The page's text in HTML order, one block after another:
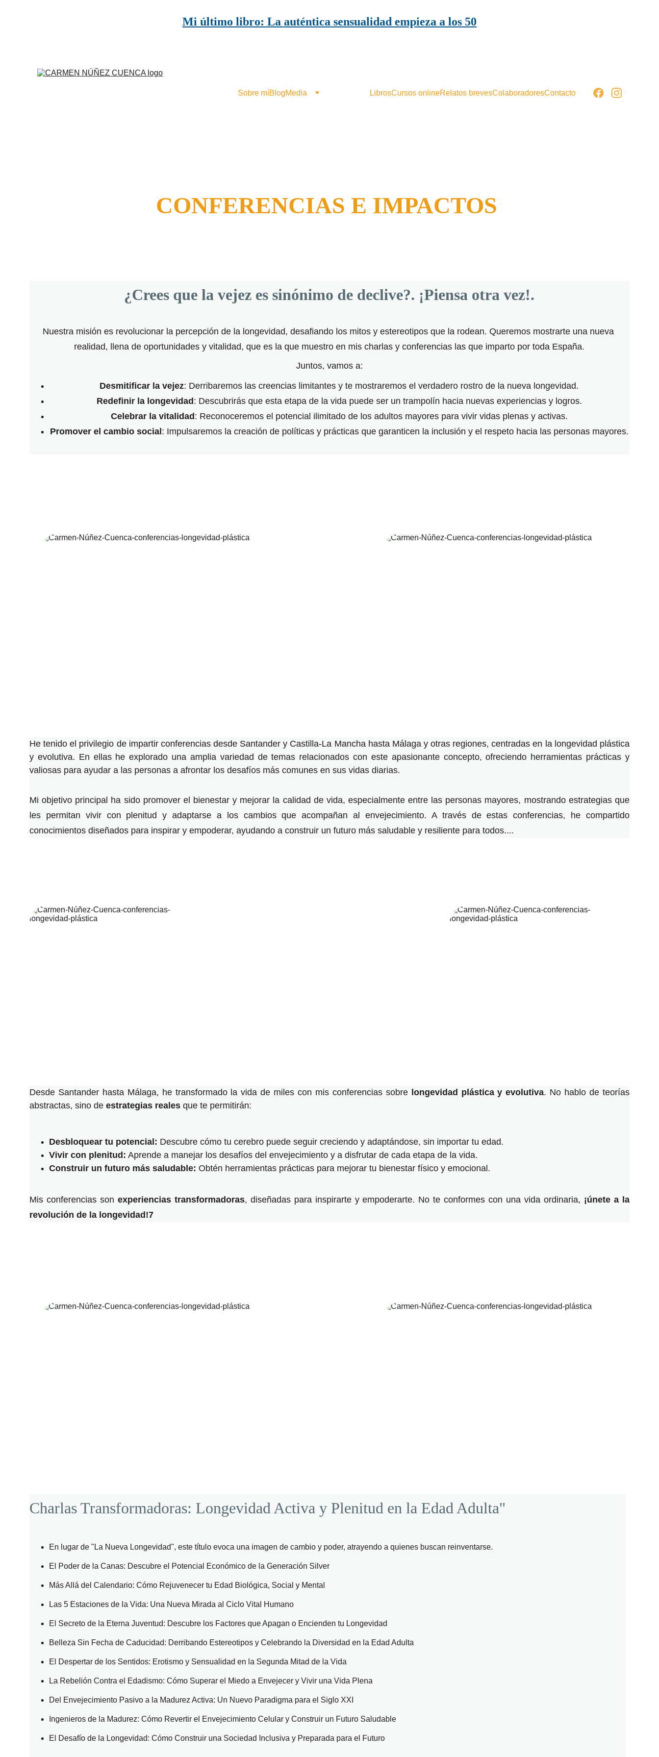
Mi último libro: La auténtica sensualidad empieza a los 50
Sobre míBlogMedia LibrosCursos onlineRelatos brevesColaboradoresContacto
¿Crees que la vejez es sinónimo de declive?. ¡Piensa otra vez!.
Nuestra misión es revolucionar la percepción de la longevidad, desafiando los mitos y estereotipos que la rodean. Queremos mostrarte una nueva
realidad, llena de oportunidades y vitalidad, que es la que muestro en mis charlas y conferencias las que imparto por toda España.
Juntos, vamos a:
Desmitificar la vejez: Derribaremos las creencias limitantes y te mostraremos el verdadero rostro de la nueva longevidad.
Redefinir la longevidad : Descubrirás que esta etapa de la vida puede ser un trampolín hacia nuevas experiencias y logros.
Celebrar la vitalidad : Reconoceremos el potencial ilimitado de los adultos mayores para vivir vidas plenas y activas.
Promover el cambio social : Impulsaremos la creación de políticas y prácticas que garanticen la inclusión y el respeto hacia las personas mayores.
CONFERENCIAS E IMPACTOS
He tenido el privilegio de impartir conferencias desde Santander y Castilla-La Mancha hasta Málaga y otras regiones, centradas en la longevidad plástica
y evolutiva. En ellas he explorado una amplia variedad de temas relacionados con este apasionante concepto, ofreciendo herramientas prácticas y
valiosas para ayudar a las personas a afrontar los desafíos más comunes en sus vidas diarias.
Mi objetivo principal ha sido promover el bienestar y mejorar la calidad de vida, especialmente entre las personas mayores, mostrando estrategias que
les permitan vivir con plenitud y adaptarse a los cambios que acompañan al envejecimiento. A través de estas conferencias, he compartido
conocimientos diseñados para inspirar y empoderar, ayudando a construir un futuro más saludable y resiliente para todos....
Desde Santander hasta Málaga, he transformado la vida de miles con mis conferencias sobre longevidad plástica y evolutiva. No hablo de teorías
abstractas, sino de estrategias reales que te permitirán:
Desbloquear tu potencial: Descubre cómo tu cerebro puede seguir creciendo y adaptándose, sin importar tu edad.
Vivir con plenitud: Aprende a manejar los desafíos del envejecimiento y a disfrutar de cada etapa de la vida.
Construir un futuro más saludable: Obtén herramientas prácticas para mejorar tu bienestar físico y emocional.
Mis conferencias son experiencias transformadoras, diseñadas para inspirarte y empoderarte. No te conformes con una vida ordinaria, ¡únete a la
revolución de la longevidad!7
Charlas Transformadoras: Longevidad Activa y Plenitud en la Edad Adulta"
En lugar de "La Nueva Longevidad", este título evoca una imagen de cambio y poder, atrayendo a quienes buscan reinventarse.
El Poder de la Canas: Descubre el Potencial Económico de la Generación Silver
Más Allá del Calendario: Cómo Rejuvenecer tu Edad Biológica, Social y Mental
Las 5 Estaciones de la Vida: Una Nueva Mirada al Ciclo Vital Humano
El Secreto de la Eterna Juventud: Descubre los Factores que Apagan o Encienden tu Longevidad
Belleza Sin Fecha de Caducidad: Derribando Estereotipos y Celebrando la Diversidad en la Edad Adulta
El Despertar de los Sentidos: Erotismo y Sensualidad en la Segunda Mitad de la Vida
La Rebelión Contra el Edadismo: Cómo Superar el Miedo a Envejecer y Vivir una Vida Plena
Del Envejecimiento Pasivo a la Madurez Activa: Un Nuevo Paradigma para el Siglo XXI
Ingenieros de la Madurez: Cómo Revertir el Envejecimiento Celular y Construir un Futuro Saludable
El Desafío de la Longevidad: Cómo Construir una Sociedad Inclusiva y Preparada para el Futuro